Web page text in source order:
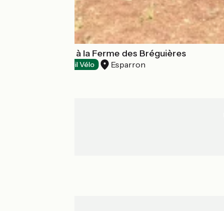
Aire de bivouac à la Ferme des Bréguières
Accueil Vélo Esparron